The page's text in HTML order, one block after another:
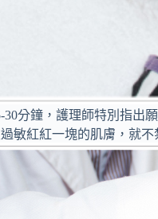
30分鐘，護理師特別指
敏紅紅一塊的肌膚，就